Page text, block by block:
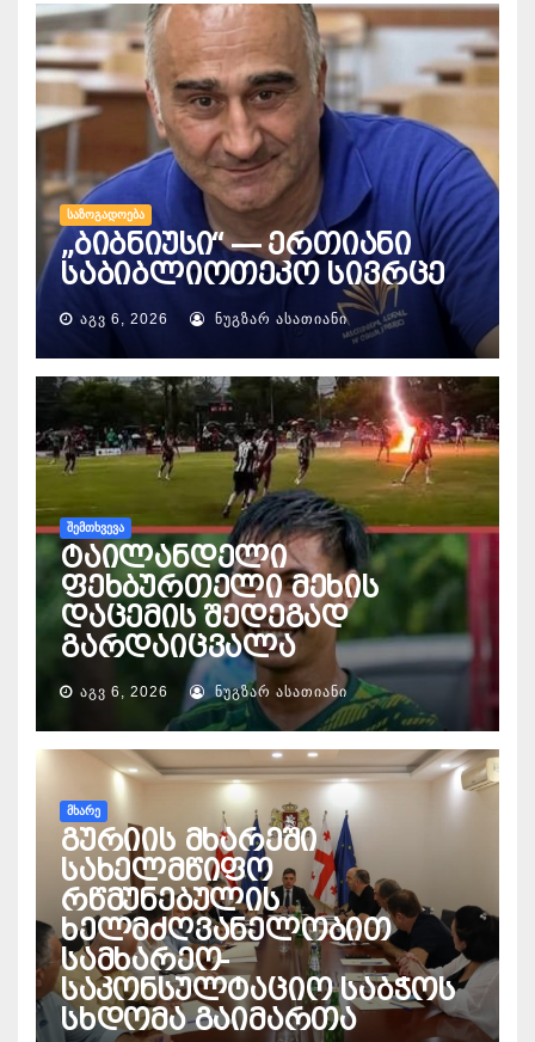
ᲡᲐᲖᲝᲒᲐᲓᲝᲔᲑᲐ
„ბიბნიუსი“ — ერთიანი
საბიბლიოთეკო სივრცე
ᲐᲒᲕ 6, 2026 ᲜᲣᲒᲖᲐᲠ ᲐᲡᲐᲗᲘᲐᲜᲘ
ᲨᲔᲛᲗᲮᲕᲔᲕᲐ
ტაილანდელი
ფეხბურთელი მეხის
დაცემის შედეგად
გარდაიცვალა
ᲐᲒᲕ 6, 2026 ᲜᲣᲒᲖᲐᲠ ᲐᲡᲐᲗᲘᲐᲜᲘ
ᲛᲮᲐᲠᲔ
გურიის მხარეში
სახელმწიფო
რწმუნებულის
ხელმძღვანელობით
სამხარეო-
საკონსულტაციო საბჭოს
სხდომა გაიმართა
ᲔᲜᲔᲠᲒᲔᲢᲘᲙᲐ